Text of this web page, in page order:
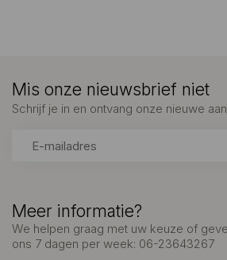
Meer informatie?
We helpen graag met uw keuze of
ons 7 dagen per week: 06-23643267
Mis onze nieuwsbrief niet
Schrijf je in en ontvang onze nieuwe